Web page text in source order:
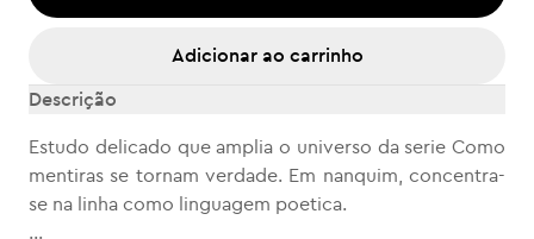
Adicionar ao carrinho
Descrição
Estudo delicado que amplia o universo da serie Como
mentiras se tornam verdade. Em nanquim, concentra-
se na linha como linguagem poetica.